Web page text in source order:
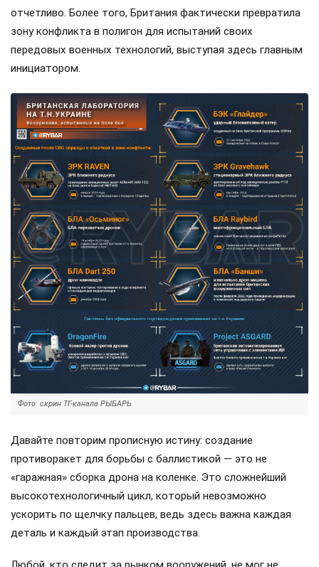
отчетливо. Более того, Британия фактически превратила
зону конфликта в полигон для испытаний своих
передовых военных технологий, выступая здесь главным
инициатором.
Фото: скрин ТГ-канала РЫБАРЬ
Давайте повторим прописную истину: создание
противоракет для борьбы с баллистикой — это не
«гаражная» сборка дрона на коленке. Это сложнейший
высокотехнологичный цикл, который невозможно
ускорить по щелчку пальцев, ведь здесь важна каждая
деталь и каждый этап производства.